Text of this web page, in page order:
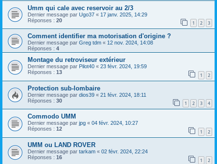
Umm qui cale avec reservoir au 2/3
Dernier message par Ugo37 « 17 janv. 2025, 14:29
Réponses : 20 1 2 3
Comment identifier ma motorisation d'origine ?
Dernier message par Greg tdm « 12 nov. 2024, 14:08
Réponses : 4
Montage du retroviseur extérieur
Dernier message par Pilot40 « 23 févr. 2024, 19:59
Réponses : 13 1 2
Protection sub-lombaire
Dernier message par dios39 « 21 févr. 2024, 18:11
Réponses : 30 1 2 3 4
Commodo UMM
Dernier message par jpg « 04 févr. 2024, 10:27
Réponses : 12 1 2
UMM ou LAND ROVER
Dernier message par tarkam « 02 févr. 2024, 22:24
Réponses : 16 1 2